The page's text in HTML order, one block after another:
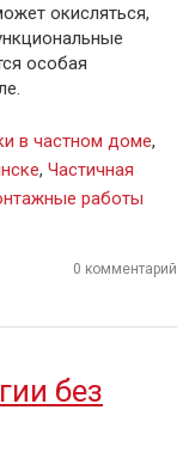
окисляться,
особая
в частном доме,
, Частичная
работы
0 комментарий
без